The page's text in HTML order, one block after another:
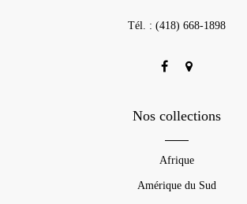
Tél. : (418) 668-1898
Nos collections
Afrique
Amérique du Sud